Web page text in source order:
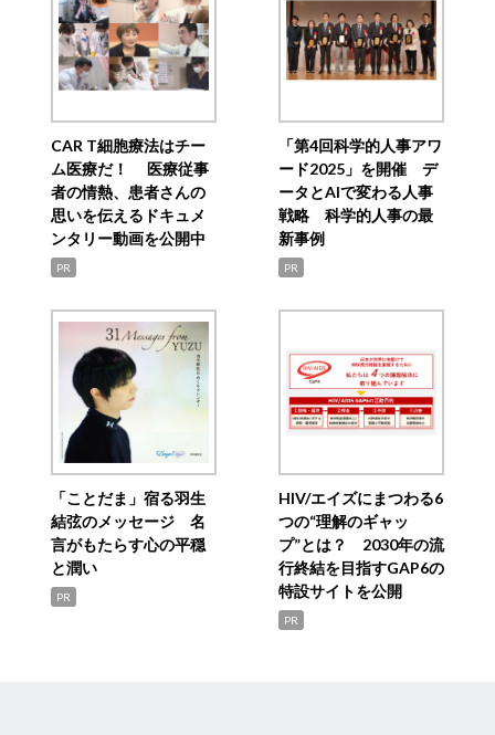
CAR T細胞療法はチー
ム医療だ！ 医療従事
者の情熱、患者さんの
思いを伝えるドキュメ
ンタリー動画を公開中
PR
「第4回科学的人事アワ
ード2025」を開催 デ
ータとAIで変わる人事
戦略 科学的人事の最
新事例
PR
「ことだま」宿る羽生
結弦のメッセージ 名
言がもたらす心の平穏
と潤い
PR
HIV/エイズにまつわる6
つの“理解のギャッ
プ”とは？ 2030年の流
行終結を目指すGAP6の
特設サイトを公開
PR